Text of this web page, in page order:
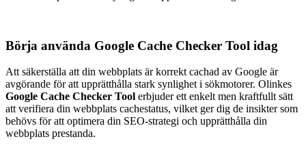
Börja använda Google Cache Checker Tool idag
Att säkerställa att din webbplats är korrekt cachad av Google är
avgörande för att upprätthålla stark synlighet i sökmotorer. Olinkes
Google Cache Checker Tool erbjuder ett enkelt men kraftfullt sätt
att verifiera din webbplats cachestatus, vilket ger dig de insikter som
behövs för att optimera din SEO-strategi och upprätthålla din
webbplats prestanda.